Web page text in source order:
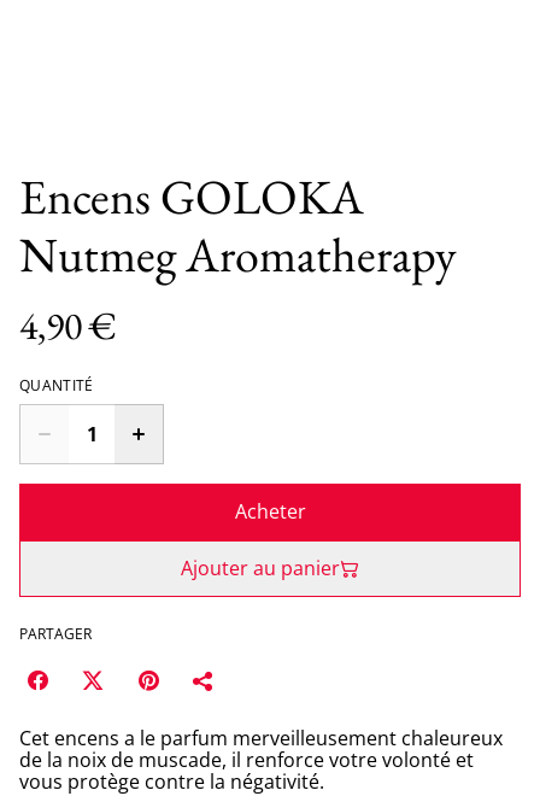
Encens GOLOKA
Nutmeg Aromatherapy
4,90 €
QUANTITÉ
Acheter
Ajouter au panier
PARTAGER
Cet encens a le parfum merveilleusement chaleureux
de la noix de muscade, il renforce votre volonté et
vous protège contre la négativité.